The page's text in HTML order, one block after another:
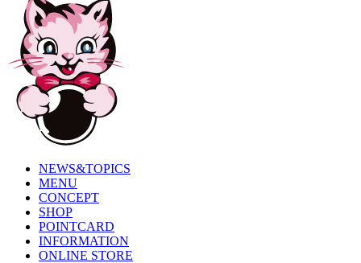
NEWS&TOPICS
MENU
CONCEPT
SHOP
POINTCARD
INFORMATION
ONLINE STORE